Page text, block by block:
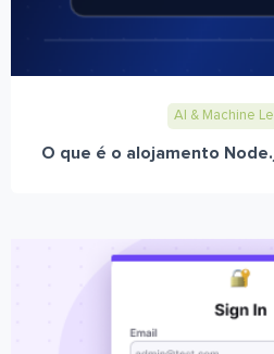
AI & Machine
O que é o alojamento